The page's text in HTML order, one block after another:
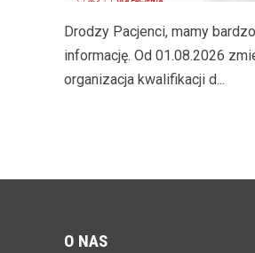
Drodzy Pacjenci, mamy
informację. Od 01.08.2026
organizacja kwalifikacji d...
O NAS